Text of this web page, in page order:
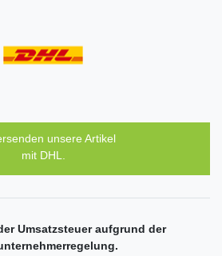
unsere Artikel
mit DHL.
Umsatzsteuer aufgrund der